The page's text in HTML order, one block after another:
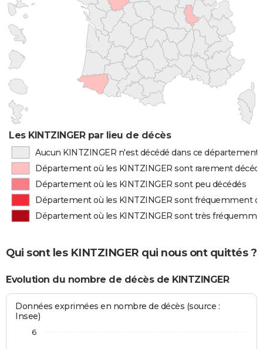
Les KINTZINGER par lieu de décès
Aucun KINTZINGER n'est décédé dans ce département
Département où les KINTZINGER sont rarement
Département où les KINTZINGER sont peu décédés
Département où les KINTZINGER sont fréquemment
Département où les KINTZINGER sont très
Qui sont les KINTZINGER qui nous ont quittés ?
Evolution du nombre de décès de KINTZINGER
Données exprimées en nombre de décès (source :
Insee)
6